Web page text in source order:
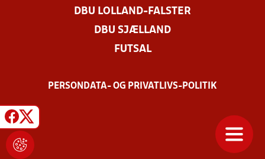
DBU LOLLAND-FALSTER
DBU SJÆLLAND
FUTSAL
PERSONDATA- OG PRIVATLIVS-POLITIK